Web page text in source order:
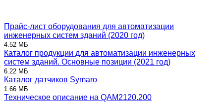
Прайс-лист оборудования для автоматизации
инженерных систем зданий (2020 год)
4.52 МБ
Каталог продукции для автоматизации инженерных
систем зданий. Основные позиции (2021 год)
6.22 МБ
Каталог датчиков Symaro
1.66 МБ
Техническое описание на QAM2120.200